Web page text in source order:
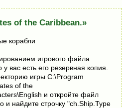
of the Caribbean.»
корабли
игрового файла
у вас есть его резервная копия.
игры C:\Program
of the
и откройте файл
и найдите строчку "ch.Ship.Type